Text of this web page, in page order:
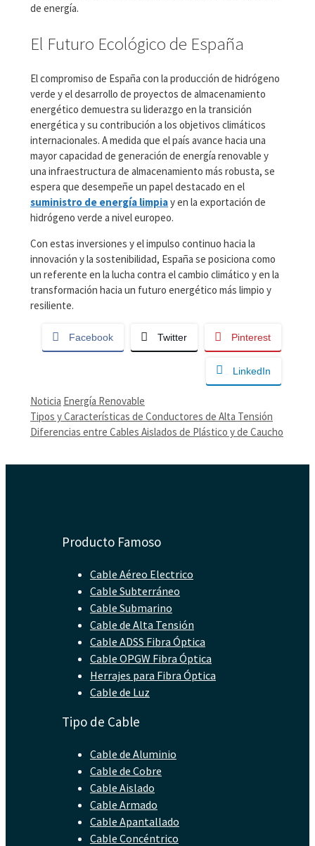
de energía.
El Futuro Ecológico de España
El compromiso de España con la producción de hidrógeno
verde y el desarrollo de proyectos de almacenamiento
energético demuestra su liderazgo en la transición
energética y su contribución a los objetivos climáticos
internacionales. A medida que el país avance hacia una
mayor capacidad de generación de energía renovable y
una infraestructura de almacenamiento más robusta, se
espera que desempeñe un papel destacado en el
suministro de energía limpiay en la exportación de
hidrógeno verde a nivel europeo.
Con estas inversiones y el impulso continuo hacia la
innovación y la sostenibilidad, España se posiciona como
un referente en la lucha contra el cambio climático y en la
transformación hacia un futuro energético más limpio y
resiliente.
Facebook Twitter Pinterest
LinkedIn
Categorías
Noticia Etiquetas
Energía Renovable
Tipos y Características de Conductores de Alta Tensión
Diferencias entre Cables Aislados de Plástico y de Caucho
Producto Famoso
Cable Aéreo Electrico
Cable Subterráneo
Cable Submarino
Cable de Alta Tensión
Cable ADSS Fibra Óptica
Cable OPGW Fibra Óptica
Herrajes para Fibra Óptica
Cable de Luz
Tipo de Cable
Cable de Aluminio
Cable de Cobre
Cable Aislado
Cable Armado
Cable Apantallado
Cable Concéntrico